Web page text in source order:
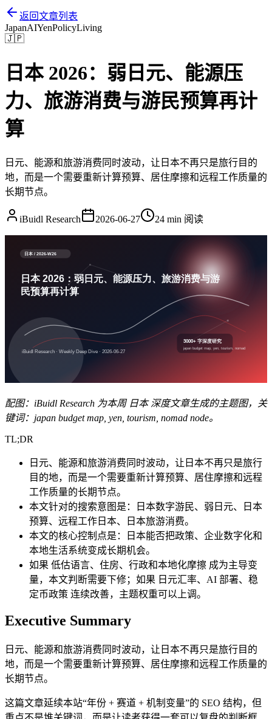
返回文章列表
JapanAIYenPolicyLiving
🇯🇵
日本 2026：弱日元、能源压
力、旅游消费与游民预算再计
算
日元、能源和旅游消费同时波动，让日本不再只是旅行目的
地，而是一个需要重新计算预算、居住摩擦和远程工作质量的
长期节点。
iBuidl Research 2026-06-27 24 min 阅读
配图：iBuidl Research 为本周 日本 深度文章生成的主题图，关
键词：japan budget map, yen, tourism, nomad node。
TL;DR
日元、能源和旅游消费同时波动，让日本不再只是旅行
目的地，而是一个需要重新计算预算、居住摩擦和远程
工作质量的长期节点。
本文针对的搜索意图是：日本数字游民、弱日元、日本
预算、远程工作日本、日本旅游消费。
本文的核心控制点是：日本能否把政策、企业数字化和
本地生活系统变成长期机会。
如果 低估语言、住房、行政和本地化摩擦 成为主导变
量，本文判断需要下修；如果 日元汇率、AI 部署、稳
定币政策 连续改善，主题权重可以上调。
Executive Summary
日元、能源和旅游消费同时波动，让日本不再只是旅行目的
地，而是一个需要重新计算预算、居住摩擦和远程工作质量的
长期节点。
这篇文章延续本站“年份 + 赛道 + 机制变量”的 SEO 结构，但